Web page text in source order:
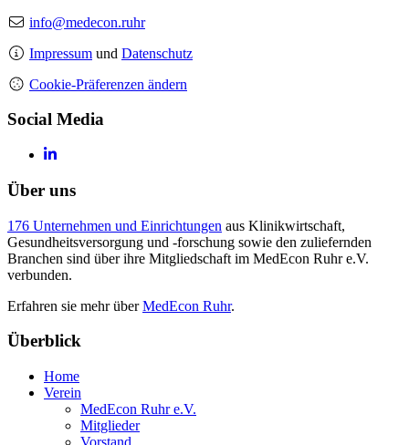
info@medecon.ruhr
Impressum und Datenschutz
Cookie-Präferenzen ändern
Social Media
Über uns
176 Unternehmen und Einrichtungen aus Klinikwirtschaft,
Gesundheitsversorgung und -forschung sowie den zuliefernden
Branchen sind über ihre Mitgliedschaft im MedEcon Ruhr e.V.
verbunden.
Erfahren sie mehr überMedEcon Ruhr.
Überblick
Home
Verein
MedEcon Ruhr e.V.
Mitglieder
Vorstand